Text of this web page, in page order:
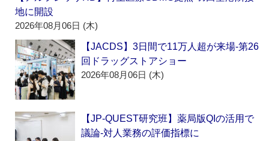
地に開設
2026年08月06日 (木)
【JACDS】3日間で11万人超が来場‐第26
回ドラッグストアショー
2026年08月06日 (木)
【JP-QUEST研究班】薬局版QIの活用で
議論‐対人業務の評価指標に